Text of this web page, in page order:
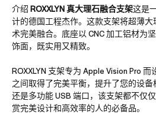
介绍 ROXXLYN 真大理石融合支架这是
计的德国工程杰作。这款支架将超薄
术完美融合。底座以 CNC 加工铝材为
饰面，既实用又精致。
ROXXLYN 支架专为 Apple Vision Pro
之间取得了完美平衡，提升了您的设
还是多功能 USB 端口，该支架都不仅
赏完美设计和高效率的人的必备品。